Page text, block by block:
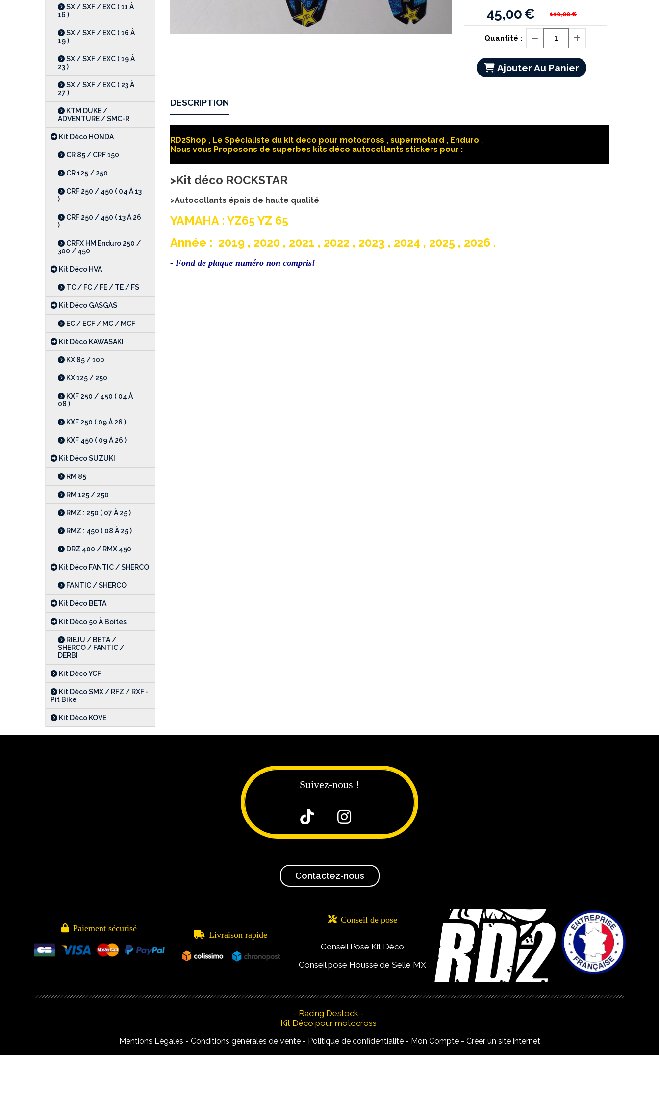
SX / SXF / EXC ( 11 À
16 )
SX / SXF / EXC ( 16 À
19 )
SX / SXF / EXC ( 19 À
23 )
SX / SXF / EXC ( 23 À
27 )
KTM DUKE /
ADVENTURE / SMC-R
Kit Déco HONDA
CR 85 / CRF 150
CR 125 / 250
CRF 250 / 450 ( 04 À 13
)
CRF 250 / 450 ( 13 À 26
)
CRFX HM Enduro 250 /
300 / 450
Kit Déco HVA
TC / FC / FE / TE / FS
Kit Déco GASGAS
EC / ECF / MC / MCF
Kit Déco KAWASAKI
KX 85 / 100
KX 125 / 250
KXF 250 / 450 ( 04 À
08 )
KXF 250 ( 09 À 26 )
KXF 450 ( 09 À 26 )
Kit Déco SUZUKI
RM 85
RM 125 / 250
RMZ : 250 ( 07 À 25 )
RMZ : 450 ( 08 À 25 )
DRZ 400 / RMX 450
Kit Déco FANTIC / SHERCO
FANTIC / SHERCO
Kit Déco BETA
Kit Déco 50 À Boites
RIEJU / BETA /
SHERCO / FANTIC /
DERBI
Kit Déco YCF
Kit Déco SMX / RFZ / RXF -
Pit Bike
Kit Déco KOVE
45,00€ 110,00€
Quantité :
Ajouter Au Panier
DESCRIPTION
RD2Shop , Le Spécialiste du kit déco pour motocross , supermotard , Enduro .
Nous vous Proposons de superbes kits déco autocollants stickers pour :
>Kit déco ROCKSTAR
>Autocollants épais de haute qualité
YAMAHA : YZ65 YZ 65
Année : 2019 , 2020 , 2021 , 2022 , 2023 , 2024 , 2025 , 2026 .
- Fond de plaque numéro non compris!
Suivez-nous !
 
Contactez-nous
 Paiement sécurisé
 Livraison rapide
 Conseil de pose
Conseil Pose Kit Déco
Conseil pose Housse de Selle MX
- Racing Destock -
Kit Déco pour motocross
Mentions Légales Conditions générales de vente Politique de confidentialité Mon Compte Créer un site internet